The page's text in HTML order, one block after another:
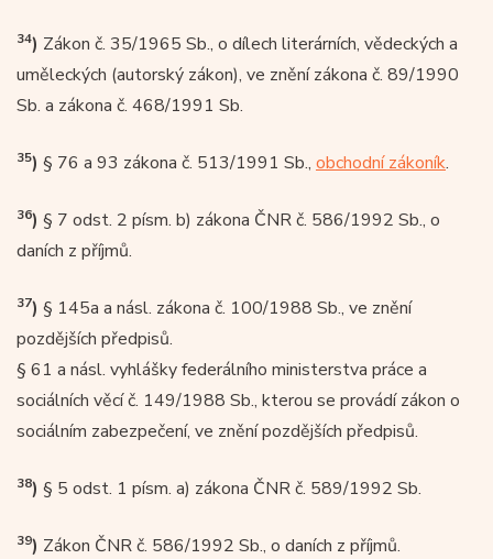
34) Zákon č. 35/1965 Sb., o dílech literárních, vědeckých a
uměleckých (autorský zákon), ve znění zákona č. 89/1990
Sb. a zákona č. 468/1991 Sb.
35) § 76 a 93 zákona č. 513/1991 Sb., obchodní zákoník.
36) § 7 odst. 2 písm. b) zákona ČNR č. 586/1992 Sb., o
daních z příjmů.
37) § 145a a násl. zákona č. 100/1988 Sb., ve znění
pozdějších předpisů.
§ 61 a násl. vyhlášky federálního ministerstva práce a
sociálních věcí č. 149/1988 Sb., kterou se provádí zákon o
sociálním zabezpečení, ve znění pozdějších předpisů.
38) § 5 odst. 1 písm. a) zákona ČNR č. 589/1992 Sb.
39) Zákon ČNR č. 586/1992 Sb., o daních z příjmů.